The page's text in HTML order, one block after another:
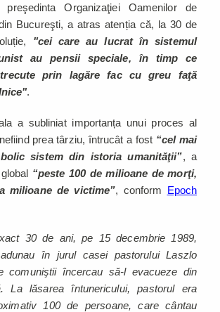
preşedinta Organizaţiei Oamenilor de
Bucureşti, a atras atenția că, la 30 de
"cei care au lucrat în sistemul
au pensii speciale, în timp ce
prin lagăre fac cu greu faţă
.
a subliniat importanța unui proces al
prea târziu, întrucât a fost “cel mai
sistem din istoria umanităţii”, a
“peste 100 de milioane de morţi,
milioane de victime”, conform Epoch
30 de ani, pe 15 decembrie 1989,
în jurul casei pastorului Laszlo
comuniştii încercau să-l evacueze din
La lăsarea întunericului, pastorul era
100 de persoane, care cântau